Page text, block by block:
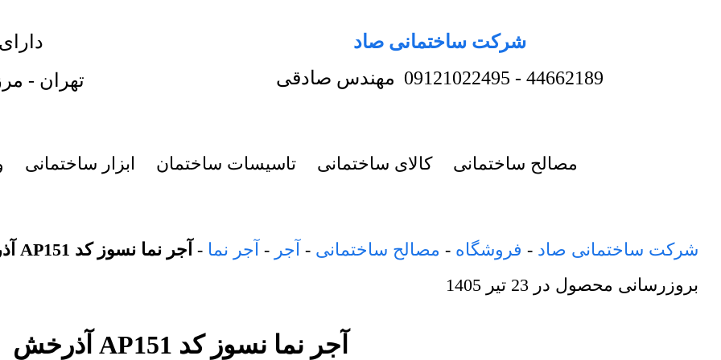
شرکت ساختمانی صاد
44662189
-
09121022495 مهندس صادقی تهران -
مصالح ساختمانی کالای ساختمانی تاسیسات ساختمان ابزار ساختمانی
شرکت ساختمانی صاد - فروشگاه - مصالح ساختمانی - آجر - آجر نما - آجر نما نسوز کد AP151 آذرخش
بروزرسانی محصول در 23 تیر 1405
آجر نما نسوز کد AP151 آذرخش